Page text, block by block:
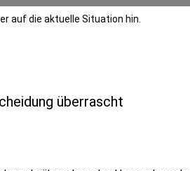
auf die aktuelle Situation hin.
überrascht